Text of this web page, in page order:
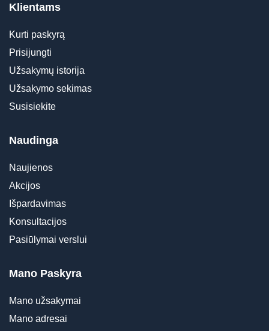
Klientams
Kurti paskyrą
Prisijungti
Užsakymų istorija
Užsakymo sekimas
Susisiekite
Naudinga
Naujienos
Akcijos
Išpardavimas
Konsultacijos
Pasiūlymai verslui
Mano Paskyra
Mano užsakymai
Mano adresai